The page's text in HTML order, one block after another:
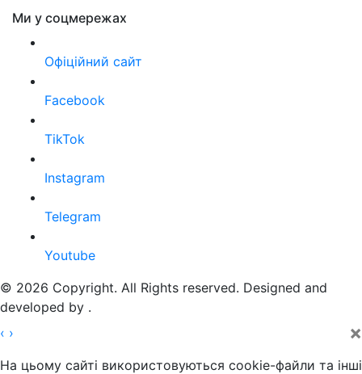
Ми у соцмережах
Офіційний сайт
Facebook
TikTok
Instagram
Telegram
Youtube
© 2026 Copyright. All Rights reserved. Designed and
developed by .
‹ › ×
На цьому сайті використовуються cookie-файли та інші